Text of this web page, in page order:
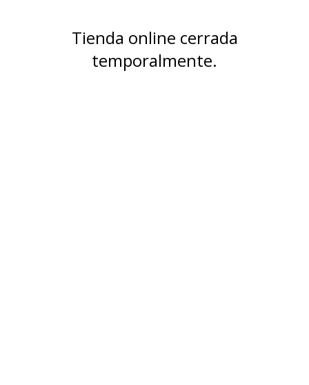
Tienda online cerrada
temporalmente.